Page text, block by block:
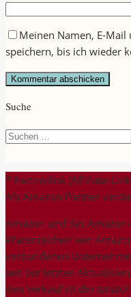
Meinen Namen, E-
speichern, bis ich wieder
Suche
Suchen
* Partnerlink (Affiliate-
Als Amazon-Partner
Amazon und das
Warenzeichen von
verbundenen
seit der letzten
den Verkauf ist der